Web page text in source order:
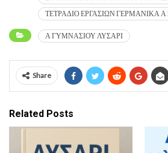
ΤΕΤΡΑΔΙΟ ΕΡΓΑΣΙΩΝ ΓΕΡΜΑΝΙΚΑ
Α ΓΥΜΝΑΣΙΟΥ ΛΥΣΑΡΙ
Share
Related Posts